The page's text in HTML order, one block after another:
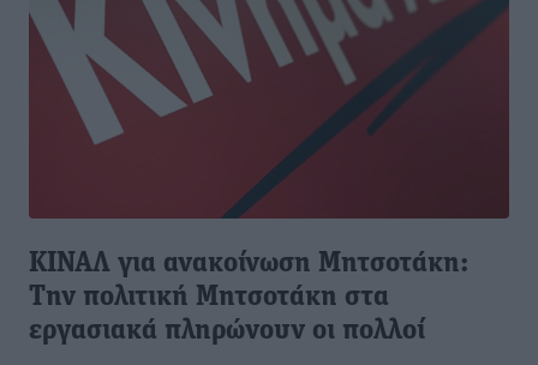
ΚΙΝΑΛ για ανακοίνωση Μητσοτάκη:
Την πολιτική Μητσοτάκη στα
εργασιακά πληρώνουν οι πολλοί